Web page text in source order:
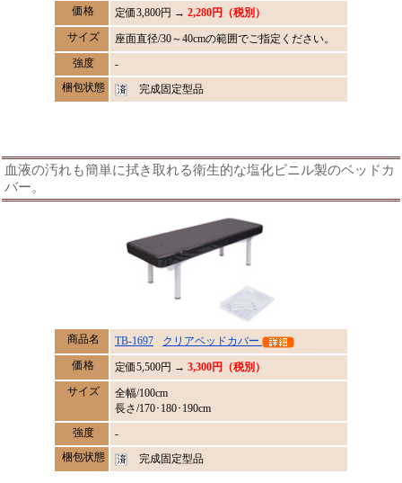
価格
定価3,800円 → 2,280円（税別）
サイズ
座面直径/30～40cmの範囲でご指定ください。
強度
-
梱包状態
完成固定型品
血液の汚れも簡単に拭き取れる衛生的な塩化ビニル製のベッドカ
バー。
商品名 TB-1697
クリアベッドカバー
価格
定価5,500円 → 3,300円（税別）
サイズ
全幅/100cm
長さ/170･180･190cm
強度
-
梱包状態
完成固定型品